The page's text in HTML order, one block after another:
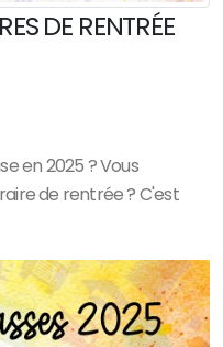
DE RENTRÉE
en 2025 ? Vous
de rentrée ? C'est